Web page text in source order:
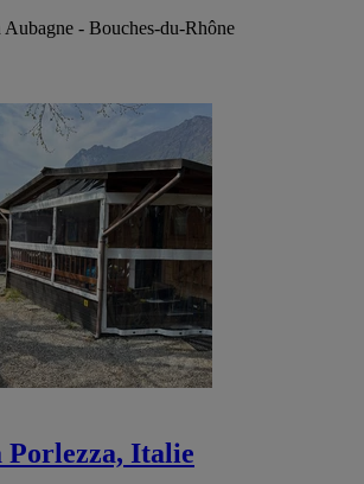
Aubagne - Bouches-du-Rhône
Porlezza, Italie